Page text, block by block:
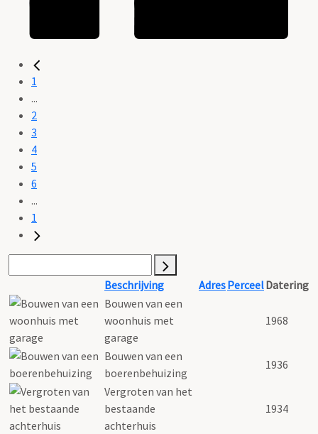
1
...
2
3
4
5
6
...
1
Beschrijving AdresPerceelDatering
Bouwen van een
woonhuis met
garage
1968
Bouwen van een
boerenbehuizing
1936
Vergroten van het
bestaande
achterhuis
1934